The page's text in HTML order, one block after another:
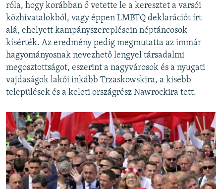
róla, hogy korábban ő vetette le a keresztet a varsói
közhivatalokból, vagy éppen LMBTQ deklarációt írt
alá, ehelyett kampányszereplésein néptáncosok
kísérték. Az eredmény pedig megmutatta az immár
hagyományosnak nevezhető lengyel társadalmi
megosztottságot, eszerint a nagyvárosok és a nyugati
vajdaságok lakói inkább Trzaskowskira, a kisebb
települések és a keleti országrész Nawrockira tett.